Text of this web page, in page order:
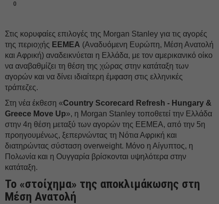
0
Στις κορυφαίες επιλογές της Morgan Stanley για τις αγορές
της περιοχής EEMEA (Αναδυόμενη Ευρώπη, Μέση Ανατολή
και Αφρική) αναδεικνύεται η Ελλάδα, με τον αμερικανικό οίκο
να αναβαθμίζει τη θέση της χώρας στην κατάταξη των
αγορών και να δίνει ιδιαίτερη έμφαση στις ελληνικές
τράπεζες.
Στη νέα έκθεση «Country Scorecard Refresh - Hungary &
Greece Move Up», η Morgan Stanley τοποθετεί την Ελλάδα
στην 4η θέση μεταξύ των αγορών της EEMEA, από την 5η
προηγουμένως, ξεπερνώντας τη Νότια Αφρική και
διατηρώντας σύσταση overweight. Μόνο η Αίγυπτος, η
Πολωνία και η Ουγγαρία βρίσκονται υψηλότερα στην
κατάταξη.
Το «στοίχημα» της αποκλιμάκωσης στη
Μέση Ανατολή